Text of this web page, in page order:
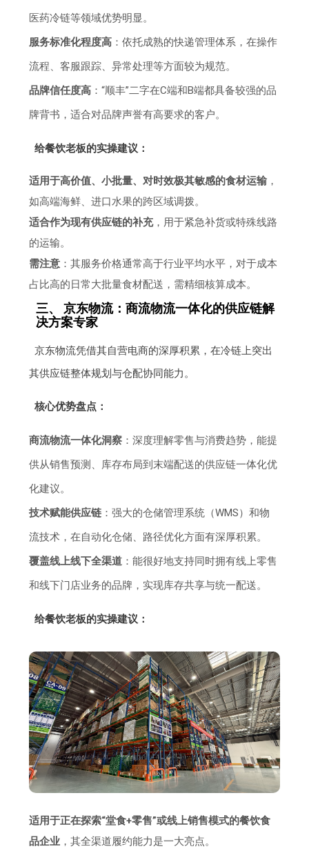
医药冷链等领域优势明显。
服务标准化程度高 ：依托成熟的快递管理体系，在操作
流程、客服跟踪、异常处理等方面较为规范。
品牌信任度高 ：“顺丰”二字在C端和B端都具备较强的品
牌背书，适合对品牌声誉有高要求的客户。
给餐饮老板的实操建议：
适用于高价值、小批量、对时效极其敏感的食材运输 ，
如高端海鲜、进口水果的跨区域调拨。
适合作为现有供应链的补充，用于紧急补货或特殊线路
的运输。
需注意 ：其服务价格通常高于行业平均水平，对于成本
占比高的日常大批量食材配送，需精细核算成本。
三、 京东物流：商流物流一体化的供应链解
决方案专家
京东物流凭借其自营电商的深厚积累，在冷链上突出
其供应链整体规划与仓配协同能力。
核心优势盘点：
商流物流一体化洞察 ：深度理解零售与消费趋势，能提
供从销售预测、库存布局到末端配送的供应链一体化优
化建议。
技术赋能供应链 ：强大的仓储管理系统（WMS）和物
流技术，在自动化仓储、路径优化方面有深厚积累。
覆盖线上线下全渠道 ：能很好地支持同时拥有线上零售
和线下门店业务的品牌，实现库存共享与统一配送。
给餐饮老板的实操建议：
适用于正在探索“堂食+零售”或线上销售模式的餐饮食
品企业 ，其全渠道履约能力是一大亮点。